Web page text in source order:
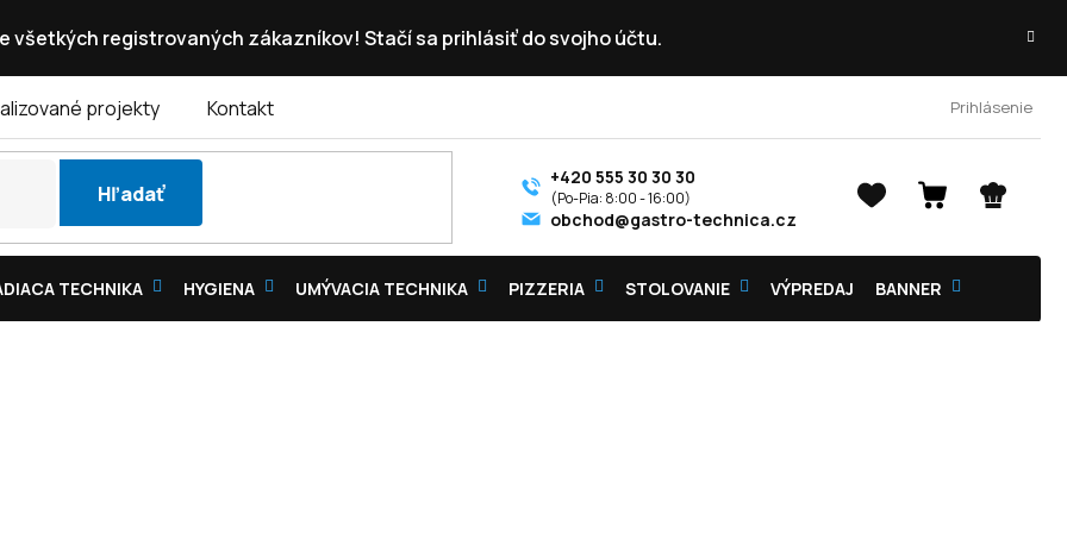
všetkých registrovaných zákazníkov! Stačí sa prihlásiť do svojho účtu.
projekty Kontakt Prihlásenie
Hľadať
NÁKUPNÝ
+420 555 30 30 30
obchod@gastro-technica.cz
TECHNIKA HYGIENA UMÝVACIA TECHNIKA PIZZERIA STOLOVANIE VÝPREDAJ BANNER